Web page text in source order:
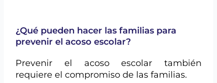
¿Qué pueden hacer las familias para
prevenir el acoso escolar?
Prevenir el acoso escolar también
requiere el compromiso de las familias.